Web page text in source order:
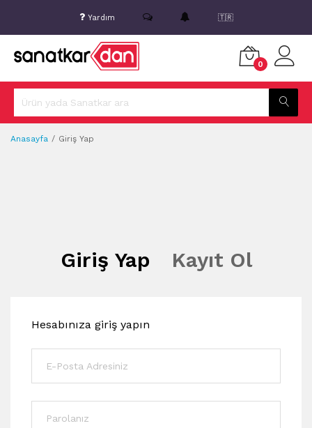
Yardım 🇹🇷
0
Anasayfa Giriş Yap
Giriş Yap Kayıt Ol
Hesabınıza giriş yapın